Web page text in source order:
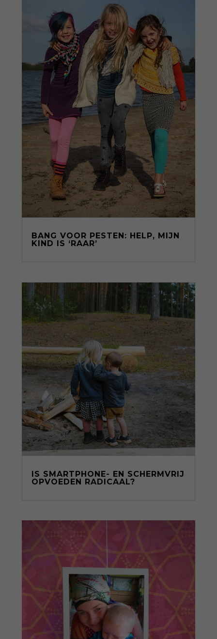
BANG VOOR PESTEN: HELP, MIJN
KIND IS ‘RAAR’
IS SMARTPHONE- EN SCHERMVRIJ
OPVOEDEN RADICAAL?